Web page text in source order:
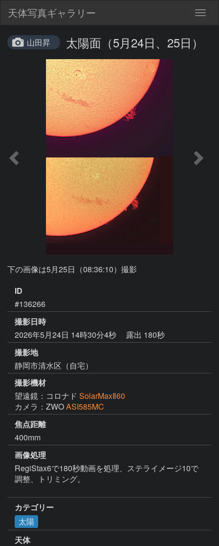
天体写真ギャラリー
山田昇 太陽面（5月24日、25日）
下の画像は5月25日（08:36:10）撮影
ID
#136266
撮影日時
2026年5月24日 14時30分4秒
露出 180秒
撮影地
静岡市清水区（自宅）
撮影機材
望遠鏡：コロナド SolarMaxⅡ60
カメラ：ZWOASI585MC
焦点距離
400mm
画像処理
RegiStax6で180秒動画を処理、ステライメージ10で
調整、トリミング。
カテゴリー
太陽
天体